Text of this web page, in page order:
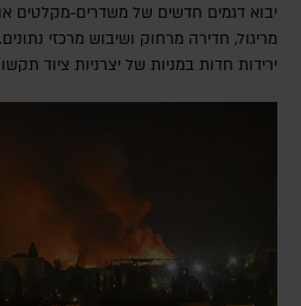
יבוא דגמים חדשים של משדרים-מקלטים
מריגול, חדירה מרחוק ושיבוש מרכזי
ירידות חדות במניות של יצרניות ציוד